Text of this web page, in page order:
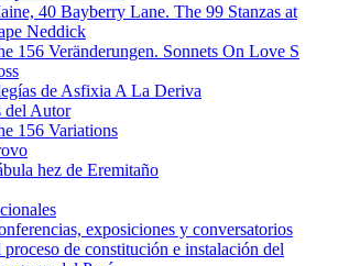
40 Bayberry Lane. The 99 Stanzas at
Neddick
156 Veränderungen. Sonnets On Love S
de Asfixia A La Deriva
del Autor
156 Variations
hez de Eremitaño
exposiciones y conversatorios
proceso de constitución e instalación del